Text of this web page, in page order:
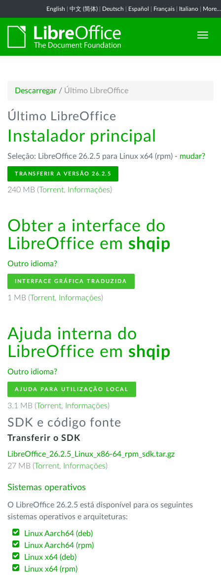
English 中文 (简体) Deutsch Español Français Italiano More...
Descarregar / Último LibreOffice
Último LibreOffice
Instalador principal
Seleção: LibreOffice 26.2.5 para Linux x64 (rpm) - mudar?
TRANSFERIR A VERSÃO 26.2.5
240 MB (Torrent, Informações)
Obter a interface do
LibreOffice em shqip
Outro idioma?
INTERFACE GRÁFICA TRADUZIDA
1 MB (Torrent, Informações)
Ajuda interna do
LibreOffice em shqip
Outro idioma?
AJUDA PARA UTILIZAÇÃO LOCAL
3.1 MB (Torrent, Informações)
SDK e código fonte
Transferir o SDK
LibreOffice_26.2.5_Linux_x86-64_rpm_sdk.tar.gz
27 MB (Torrent, Informações)
Sistemas operativos
O LibreOffice 26.2.5 está disponível para os seguintes
sistemas operativos e arquiteturas:
Linux Aarch64 (deb)
Linux Aarch64 (rpm)
Linux x64 (deb)
Linux x64 (rpm)